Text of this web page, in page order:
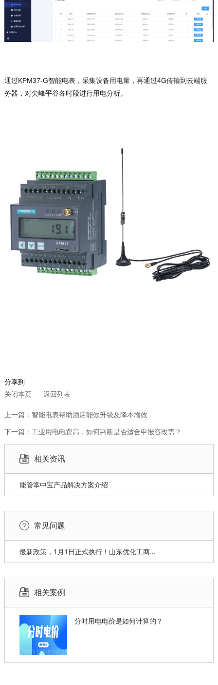
通过KPM37-G智能电表，采集设备用电量，再通过4G传输到云端服
务器，对尖峰平谷各时段进行用电分析。
分享到
关闭本页
返回列表
上一篇：智能电表帮助酒店能效升级及降本增效
下一篇：工业用电电费高，如何判断是否适合申报容改需？
相关资讯
能管掌中宝产品解决方案介绍
常见问题
最新政策，1月1日正式执行！山东优化工商业分时电价政策发布！
相关案例
分时用电电价是如何计算的？